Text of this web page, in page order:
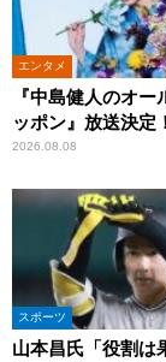
エンタメ
『中島健人のオー
ッポン』放送決定！
2026.08.08
スポーツ
山本昌氏「役割は